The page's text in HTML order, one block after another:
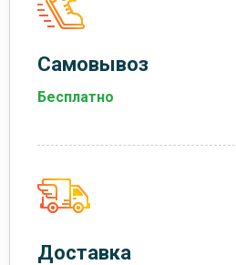
Самовывоз
Бесплатно
Доставка